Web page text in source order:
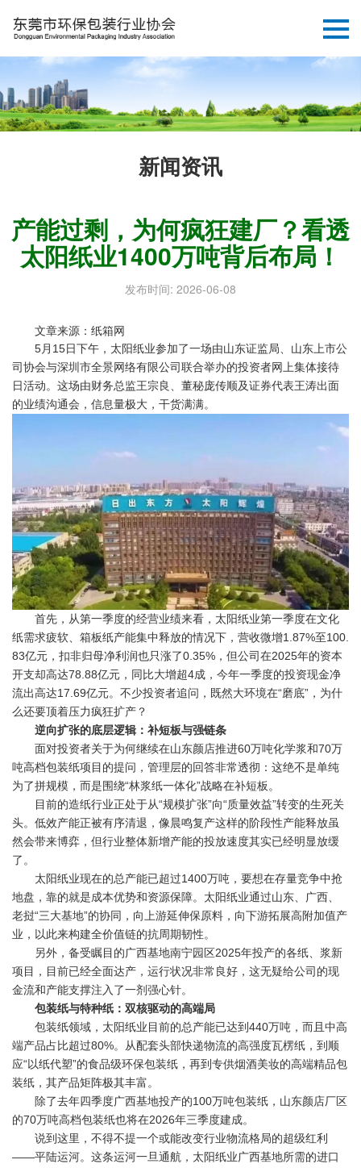
新闻资讯
产能过剩，为何疯狂建厂？看透
太阳纸业1400万吨背后布局！
发布时间: 2026-06-08
文章来源：纸箱网
5月15日下午，太阳纸业参加了一场由山东证监局、山东上市公
司协会与深圳市全景网络有限公司联合举办的投资者网上集体接待
日活动。这场由财务总监王宗良、董秘庞传顺及证券代表王涛出面
的业绩沟通会，信息量极大，干货满满。
首先，从第一季度的经营业绩来看，太阳纸业第一季度在文化
纸需求疲软、箱板纸产能集中释放的情况下，营收微增1.87%至100.
83亿元，扣非归母净利润也只涨了0.35%，但公司在2025年的资本
开支却高达78.88亿元，同比大增超4成，今年一季度的投资现金净
流出高达17.69亿元。不少投资者追问，既然大环境在“磨底”，为什
么还要顶着压力疯狂扩产？
逆向扩张的底层逻辑：补短板与强链条
面对投资者关于为何继续在山东颜店推进60万吨化学浆和70万
吨高档包装纸项目的提问，管理层的回答非常透彻：这绝不是单纯
为了拼规模，而是围绕“林浆纸一体化”战略在补短板。
目前的造纸行业正处于从“规模扩张”向“质量效益”转变的生死关
头。低效产能正被有序清退，像晨鸣复产这样的阶段性产能释放虽
然会带来博弈，但行业整体新增产能的投放速度其实已经明显放缓
了。
太阳纸业现在的总产能已超过1400万吨，要想在存量竞争中抢
地盘，靠的就是成本优势和资源保障。太阳纸业通过山东、广西、
老挝“三大基地”的协同，向上游延伸保原料，向下游拓展高附加值产
业，以此来构建全价值链的抗周期韧性。
另外，备受瞩目的广西基地南宁园区2025年投产的各纸、浆新
项目，目前已经全面达产，运行状况非常良好，这无疑给公司的现
金流和产能支撑注入了一剂强心针。
包装纸与特种纸：双核驱动的高端局
包装纸领域，太阳纸业目前的总产能已达到440万吨，而且中高
端产品占比超过80%。从配套头部快递物流的高强度瓦楞纸，到顺
应“以纸代塑”的食品级环保包装纸，再到专供烟酒美妆的高端精品包
装纸，其产品矩阵极其丰富。
除了去年四季度广西基地投产的100万吨包装纸，山东颜店厂区
的70万吨高档包装纸也将在2026年三季度建成。
说到这里，不得不提一个或能改变行业物流格局的超级红利
——平陆运河。这条运河一旦通航，太阳纸业广西基地所需的进口